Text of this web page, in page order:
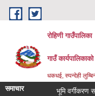
Skip to main content
रोहिणी गाउँपालिका
गाउँ
धकधई, रुपन्देही
समाचार भूमि वर्गीकरण